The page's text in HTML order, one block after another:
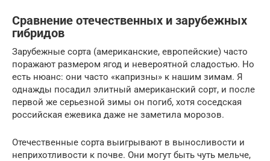
Сравнение отечественных и зарубежных
гибридов
Зарубежные сорта (американские, европейские) часто
поражают размером ягод и невероятной сладостью. Но
есть нюанс: они часто «капризны» к нашим зимам. Я
однажды посадил элитный американский сорт, и после
первой же серьезной зимы он погиб, хотя соседская
российская ежевика даже не заметила морозов.
Отечественные сорта выигрывают в выносливости и
неприхотливости к почве. Они могут быть чуть мельче,